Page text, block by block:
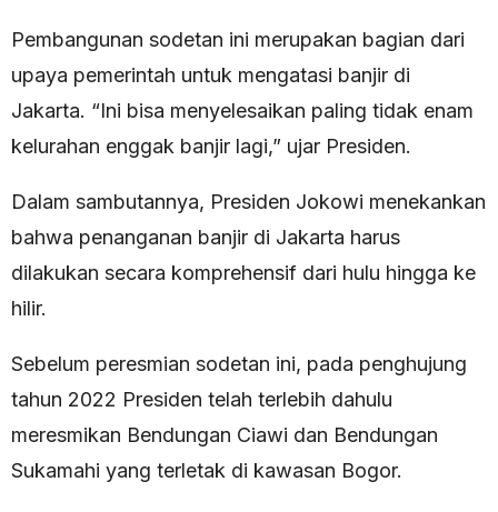
Pembangunan sodetan ini merupakan bagian dari
upaya pemerintah untuk mengatasi banjir di
Jakarta. “Ini bisa menyelesaikan paling tidak enam
kelurahan enggak banjir lagi,” ujar Presiden.
Dalam sambutannya, Presiden Jokowi menekankan
bahwa penanganan banjir di Jakarta harus
dilakukan secara komprehensif dari hulu hingga ke
hilir.
Sebelum peresmian sodetan ini, pada penghujung
tahun 2022 Presiden telah terlebih dahulu
meresmikan Bendungan Ciawi dan Bendungan
Sukamahi yang terletak di kawasan Bogor.